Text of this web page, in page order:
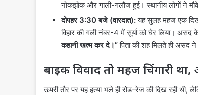
नोकझोंक और गाली-गलौज हुई। स्थानीय लोगों ने
दोपहर 3:30 बजे (वारदात):यह सुलह महज एक
विहार की गली नंबर-4 में सूर्या को घेर लिया।
कहानी खत्म कर दे।”पिता की शह मिलते ही असद
बाइक विवाद तो महज चिंगारी था,
ऊपरी तौर पर यह हत्या भले ही रोड-रेज की दिख रही थी,